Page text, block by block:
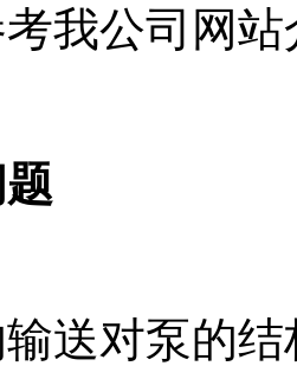
我公司网站
送对泵的